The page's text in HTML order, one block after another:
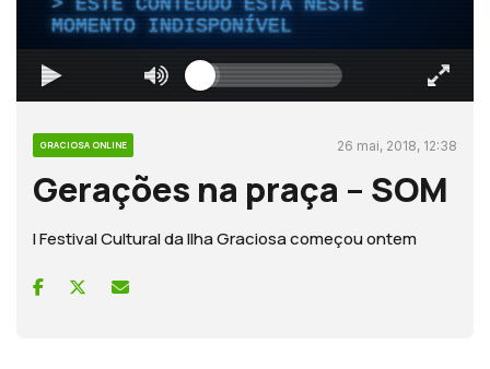
MOMENTO INDISPONÍVEL
GRACIOSA ONLINE 26 mai, 2018, 12:38
Gerações na praça – SOM
I Festival Cultural da Ilha Graciosa começou ontem